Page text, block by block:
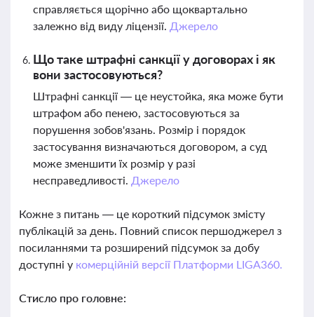
справляється щорічно або щоквартально
залежно від виду ліцензії. Джерело
Що таке штрафні санкції у договорах і як
вони застосовуються?
Штрафні санкції — це неустойка, яка може бути
штрафом або пенею, застосовуються за
порушення зобов'язань. Розмір і порядок
застосування визначаються договором, а суд
може зменшити їх розмір у разі
несправедливості. Джерело
Кожне з питань — це короткий підсумок змісту
публікацій за день. Повний список першоджерел з
посиланнями та розширений підсумок за добу
доступні у комерційній версії Платформи LIGA360.
Стисло про головне: